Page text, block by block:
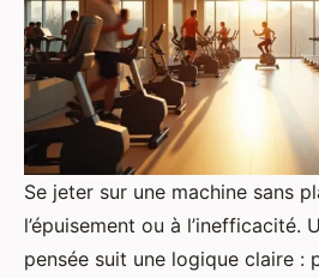
Se jeter sur une machine sans
l’épuisement ou à l’inefficacité.
pensée suit une logique claire :